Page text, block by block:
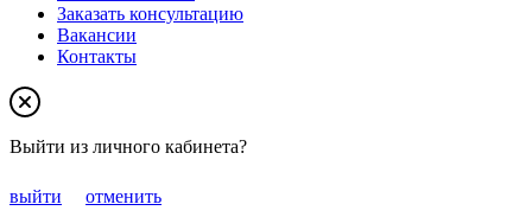
Заказать консультацию
Вакансии
Контакты
Выйти из личного кабинета?
выйти
отменить